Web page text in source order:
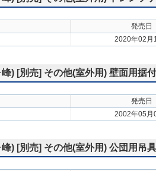
発売日
2020年02月
) [別売] その他(室外用) 壁面用据
発売日
2002年05月
) [別売] その他(室外用) 公団用吊具